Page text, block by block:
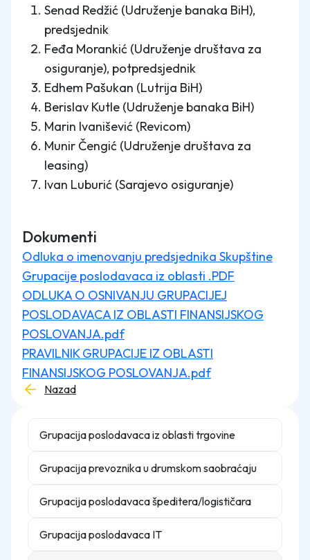
Grupacija poslodavaca iz oblasti trgovine
Grupacija prevoznika u drumskom saobraćaju
Grupacija poslodavaca špeditera/logističara
Grupacija poslodavaca IT
Senad Redžić (Udruženje banaka BiH),
predsjednik
Feđa Morankić (Udruženje društava za
osiguranje), potpredsjednik
Edhem Pašukan (Lutrija BiH)
Berislav Kutle (Udruženje banaka BiH)
Marin Ivanišević (Revicom)
Munir Čengić (Udruženje društava za
leasing)
Ivan Luburić (Sarajevo osiguranje)
Dokumenti
Odluka o imenovanju predsjednika Skupštine
Grupacije poslodavaca iz oblasti .PDF
ODLUKA O OSNIVANJU GRUPACIJEJ
POSLODAVACA IZ OBLASTI FINANSIJSKOG
POSLOVANJA.pdf
PRAVILNIK GRUPACIJE IZ OBLASTI
FINANSIJSKOG POSLOVANJA.pdf
Nazad